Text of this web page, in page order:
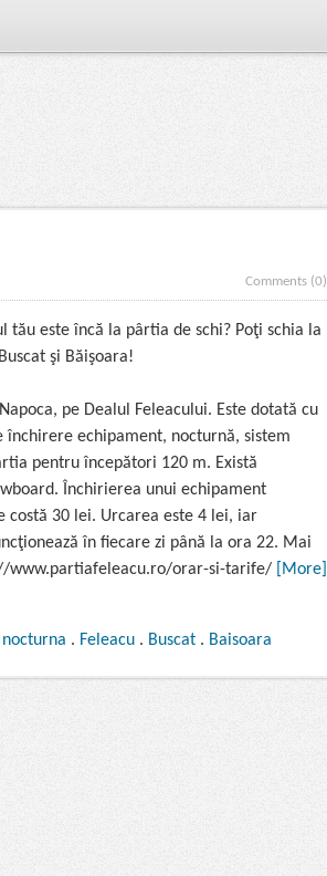
Comments (0)
tău este încă la pârtia de schi? Poţi schia la
şi Băişoara!
pe Dealul Feleacului. Este dotată cu
echipament, nocturnă, sistem
pentru începători 120 m. Există
Închirierea unui echipament
costă 30 lei. Urcarea este 4 lei, iar
în fiecare zi până la ora 22. Mai
www.partiafeleacu.ro/orar-si-tarife/
[More]
nocturna . Feleacu . Buscat . Baisoara